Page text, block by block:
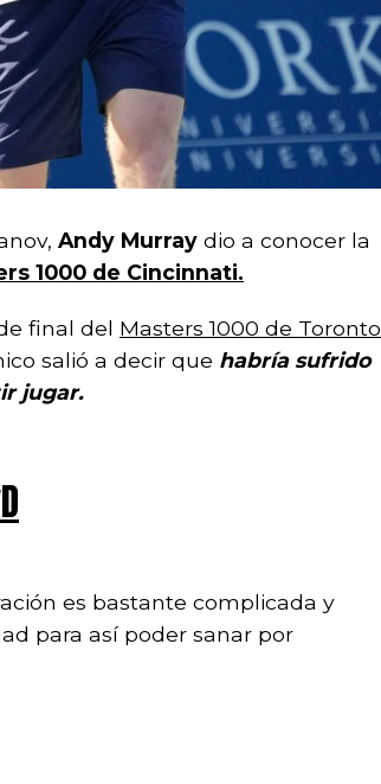
Andy Murray dio a conocer la
1000 de Cincinnati.
final del Masters 1000 de Toronto
salió a decir que habría sufrido
jugar.
es bastante complicada y
para así poder sanar por